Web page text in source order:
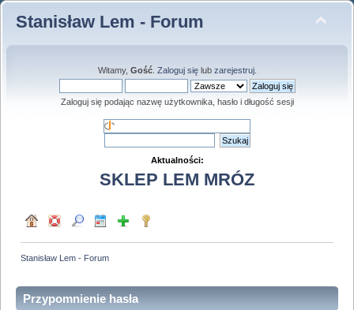
Stanisław Lem - Forum
Witamy, Gość. Zaloguj sięlub zarejestruj.
Zaloguj się podając nazwę użytkownika, hasło i długość sesji
Aktualności:
SKLEP LEM MRÓZ
Stanisław Lem - Forum
Przypomnienie hasła